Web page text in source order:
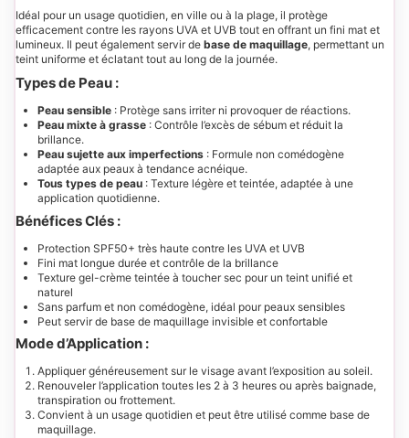
Idéal pour un usage quotidien, en ville ou à la plage, il protège
efficacement contre les rayons UVA et UVB tout en offrant un fini mat et
lumineux. Il peut également servir de base de maquillage, permettant un
teint uniforme et éclatant tout au long de la journée.
Types de Peau :
Peau sensible : Protège sans irriter ni provoquer de réactions.
Peau mixte à grasse : Contrôle l’excès de sébum et réduit la
brillance.
Peau sujette aux imperfections : Formule non comédogène
adaptée aux peaux à tendance acnéique.
Tous types de peau : Texture légère et teintée, adaptée à une
application quotidienne.
Bénéfices Clés :
Protection SPF50+ très haute contre les UVA et UVB
Fini mat longue durée et contrôle de la brillance
Texture gel-crème teintée à toucher sec pour un teint unifié et
naturel
Sans parfum et non comédogène, idéal pour peaux sensibles
Peut servir de base de maquillage invisible et confortable
Mode d’Application :
Appliquer généreusement sur le visage avant l’exposition au soleil.
Renouveler l’application toutes les 2 à 3 heures ou après baignade,
transpiration ou frottement.
Convient à un usage quotidien et peut être utilisé comme base de
maquillage.